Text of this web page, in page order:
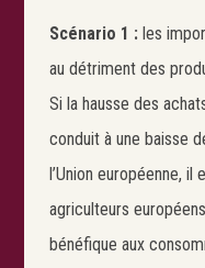
Scénario 1 :les
au détriment des
Si la hausse des
conduit à une baisse
l’Union européenne,
agriculteurs
bénéfique aux